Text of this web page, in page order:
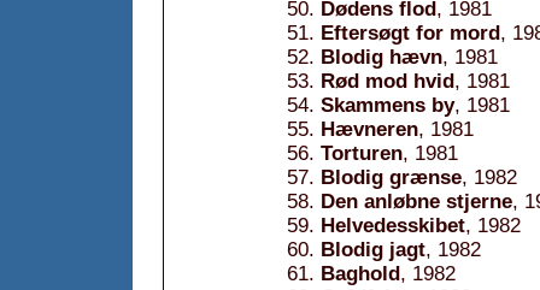
Dødens flod, 1981
Eftersøgt for mord,
Blodig hævn, 1981
Rød mod hvid, 1981
Skammens by, 1981
Hævneren, 1981
Torturen, 1981
Blodig grænse, 1982
Den anløbne stjerne,
Helvedesskibet, 1982
Blodig jagt, 1982
Baghold, 1982